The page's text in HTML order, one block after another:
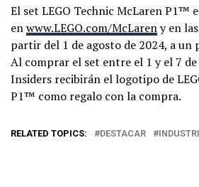
El set LEGO Technic McLaren P1™
enwww.LEGO.com/McLareny en
partir del 1 de agosto de 2024, a un
Al comprar el set entre el 1 y el 7 de
Insiders recibirán el logotipo de
P1™ como regalo con la compra.
RELATED TOPICS: DESTACAR